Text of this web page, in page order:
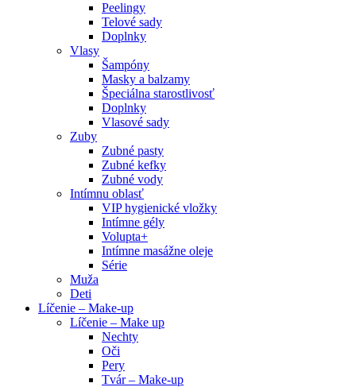
Peelingy
Telové sady
Doplnky
Vlasy
Šampóny
Masky a balzamy
Špeciálna starostlivosť
Doplnky
Vlasové sady
Zuby
Zubné pasty
Zubné kefky
Zubné vody
Intímnu oblasť
VIP hygienické vložky
Intímne gély
Volupta+
Intímne masážne oleje
Série
Muža
Deti
Líčenie – Make-up
Líčenie – Make up
Nechty
Oči
Pery
Tvár – Make-up